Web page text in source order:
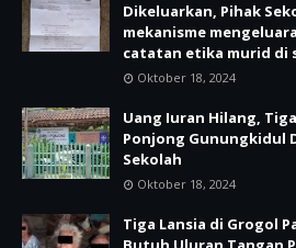
Dikeluarkan, Pihak
mekanisme
catatan etika murid di
Oktober 18, 2024
Uang Iuran Hilang, Tiga
Ponjong Gunungkidul
Sekolah
Oktober 18, 2024
Tiga Lansia di Grogol